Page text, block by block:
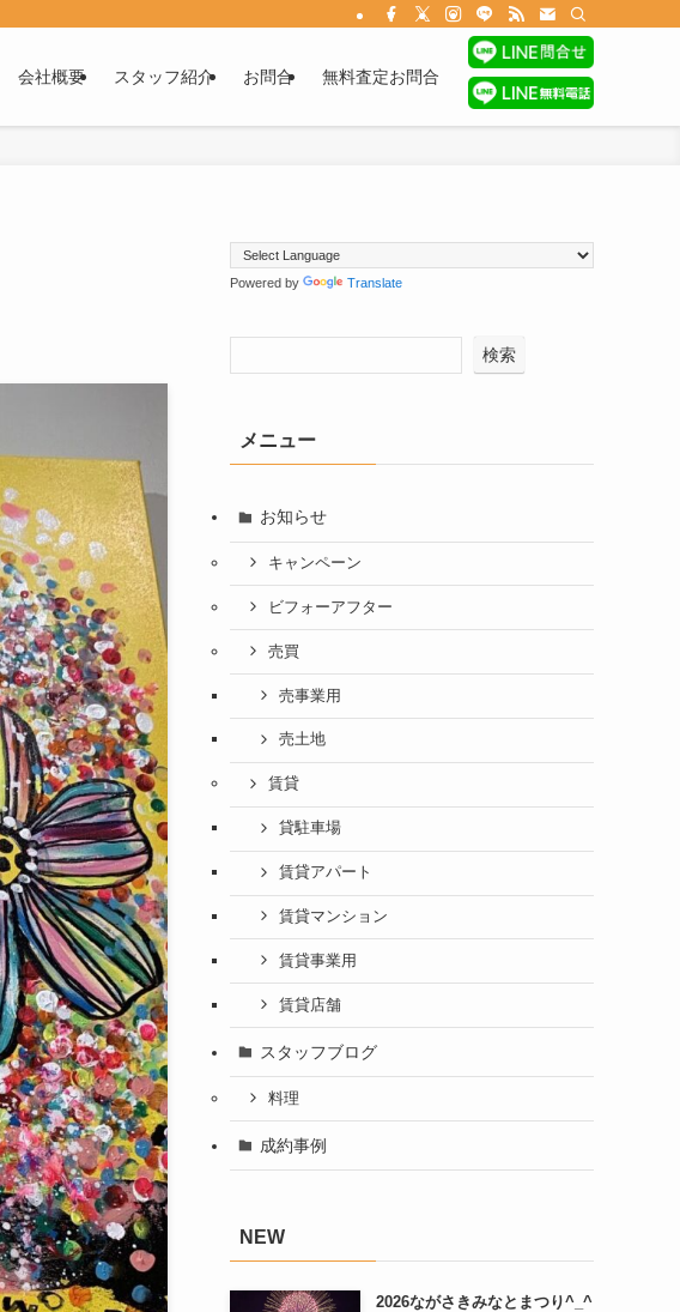
会社概要 スタッフ紹介 お問合 無料査定お問合
Powered by Translate
検索
メニュー
お知らせ
キャンペーン
ビフォーアフター
売買
売事業用
売土地
賃貸
貸駐車場
賃貸アパート
賃貸マンション
賃貸事業用
賃貸店舗
スタッフブログ
料理
成約事例
NEW
2026ながさきみなとまつり^_^